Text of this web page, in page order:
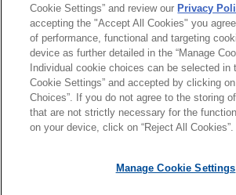
團隊
CONTACTS
*Before sending, please note:
*Information onwww.jonesday.comis for
and receipt of it does not constitute, an
律師廣告聲明 聯繫我們 免責聲明
Cookie Settings” and review our Privacy
accepting the "Accept All Cookies" you
of performance, functional and targeting
device as further detailed in the “Manage
Individual cookie choices can be selected in
Cookie Settings” and accepted by clicking
Choices”. If you do not agree to the storing
that are not strictly necessary for the
on your device, click on “Reject All Cookies”.
Manage Cookie Settings